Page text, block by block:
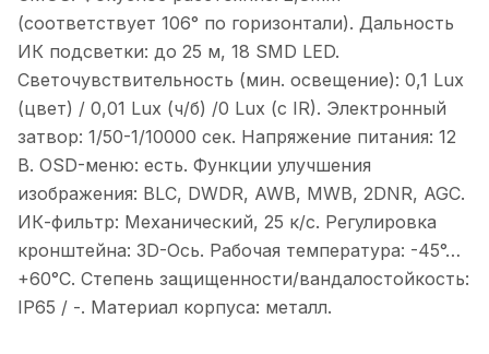
(соответствует 106° по горизонтали). Дальность
ИК подсветки: до 25 м, 18 SMD LED.
Светочувствительность (мин. освещение): 0,1 Lux
(цвет) / 0,01 Lux (ч/б) /0 Lux (с IR). Электронный
затвор: 1/50-1/10000 сек. Напряжение питания: 12
В. OSD-меню: есть. Функции улучшения
изображения: BLC, DWDR, AWB, MWB, 2DNR, AGC.
ИК-фильтр: Механический, 25 к/с. Регулировка
кронштейна: 3D-Ось. Рабочая температура: -45°…
+60°С. Степень защищенности/вандалостойкость:
IP65 / -. Материал корпуса: металл.